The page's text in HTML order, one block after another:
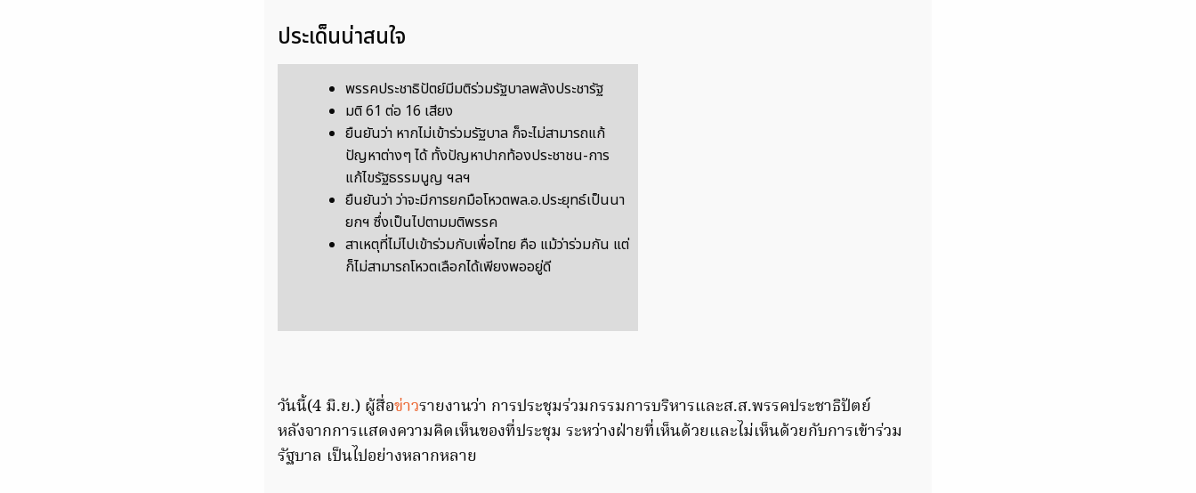
ประเด็นน่าสนใจ
พรรคประชาธิปัตย์มีมติร่วมรัฐบาลพลังประชารัฐ
มติ 61 ต่อ 16 เสียง
ยืนยันว่า หากไม่เข้าร่วมรัฐบาล ก็จะไม่สามารถแก้
ปัญหาต่างๆ ได้ ทั้งปัญหาปากท้องประชาชน-การ
แก้ไขรัฐธรรมนูญ ฯลฯ
ยืนยันว่า ว่าจะมีการยกมือโหวตพล.อ.ประยุทธ์เป็นนา
ยกฯ ซึ่งเป็นไปตามมติพรรค
สาเหตุที่ไม่ไปเข้าร่วมกับเพื่อไทย คือ แม้ว่าร่วมกัน แต่
ก็ไม่สามารถโหวตเลือกได้เพียงพออยู่ดี
วันนี้(4 มิ.ย.) ผู้สื่อข่าวรายงานว่า การประชุมร่วมกรรมการบริหารและส.ส.พรรคประชาธิปัตย์
หลังจากการแสดงความคิดเห็นของที่ประชุม ระหว่างฝ่ายที่เห็นด้วยและไม่เห็นด้วยกับการเข้าร่วม
รัฐบาล เป็นไปอย่างหลากหลาย